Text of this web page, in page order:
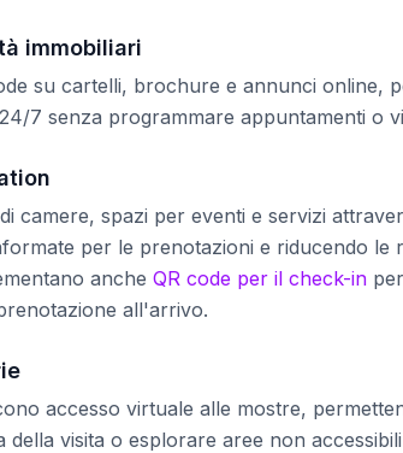
immobiliari
su cartelli, brochure e annunci online,
7 senza programmare appuntamenti o
camere, spazi per eventi e servizi
per le prenotazioni e riducendo le
anche QR code per il check-in
all'arrivo.
accesso virtuale alle mostre,
visita o esplorare aree non